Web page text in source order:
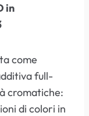
in
come
full-
cromatiche:
di colori in